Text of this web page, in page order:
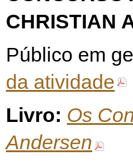
CHRISTIAN
Público em
da atividade
Livro: Os
Andersen